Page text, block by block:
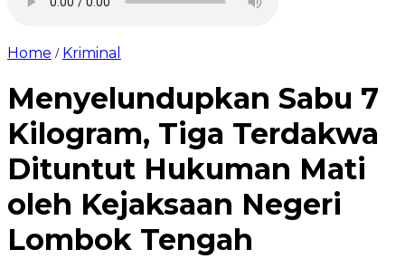
Home / Kriminal
Menyelundupkan Sabu 7
Kilogram, Tiga Terdakwa
Dituntut Hukuman Mati
oleh Kejaksaan Negeri
Lombok Tengah